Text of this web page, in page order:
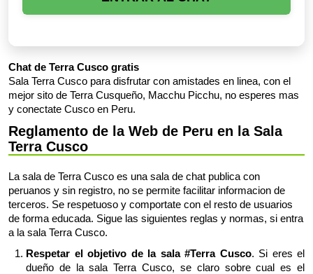
Chat de Terra Cusco gratis
Sala Terra Cusco para disfrutar con amistades en linea, con el
mejor sito de Terra Cusqueño, Macchu Picchu, no esperes mas
y conectate Cusco en Peru.
Reglamento de la Web de Peru en la Sala
Terra Cusco
La sala de Terra Cusco es una sala de chat publica con
peruanos y sin registro, no se permite facilitar informacion de
terceros. Se respetuoso y comportate con el resto de usuarios
de forma educada. Sigue las siguientes reglas y normas, si entra
a la sala Terra Cusco.
Respetar el objetivo de la sala #Terra Cusco. Si eres el
dueño de la sala Terra Cusco, se claro sobre cual es el